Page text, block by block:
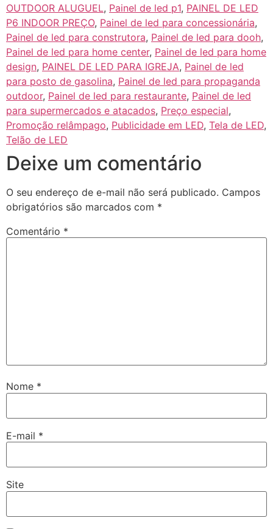
OUTDOOR ALUGUEL, Painel de led p1, PAINEL DE LED
P6 INDOOR PREÇO, Painel de led para concessionária,
Painel de led para construtora, Painel de led para dooh,
Painel de led para home center, Painel de led para home
design, PAINEL DE LED PARA IGREJA, Painel de led
para posto de gasolina, Painel de led para propaganda
outdoor, Painel de led para restaurante, Painel de led
para supermercados e atacados, Preço especial,
Promoção relâmpago, Publicidade em LED, Tela de LED,
Telão de LED
Deixe um comentário
O seu endereço de e-mail não será publicado. Campos
obrigatórios são marcados com *
Comentário *
Nome *
E-mail *
Site